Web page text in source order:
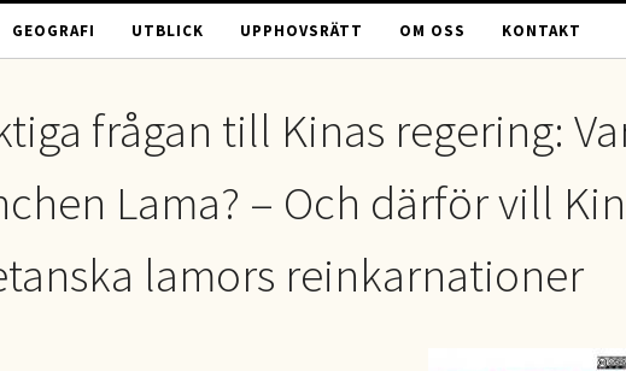
GEOGRAFI UTBLICK UPPHOVSRÄTT OM OSS KONTAKT
frågan till Kinas regering:
Lama? – Och därför vill
lamors reinkarnationer